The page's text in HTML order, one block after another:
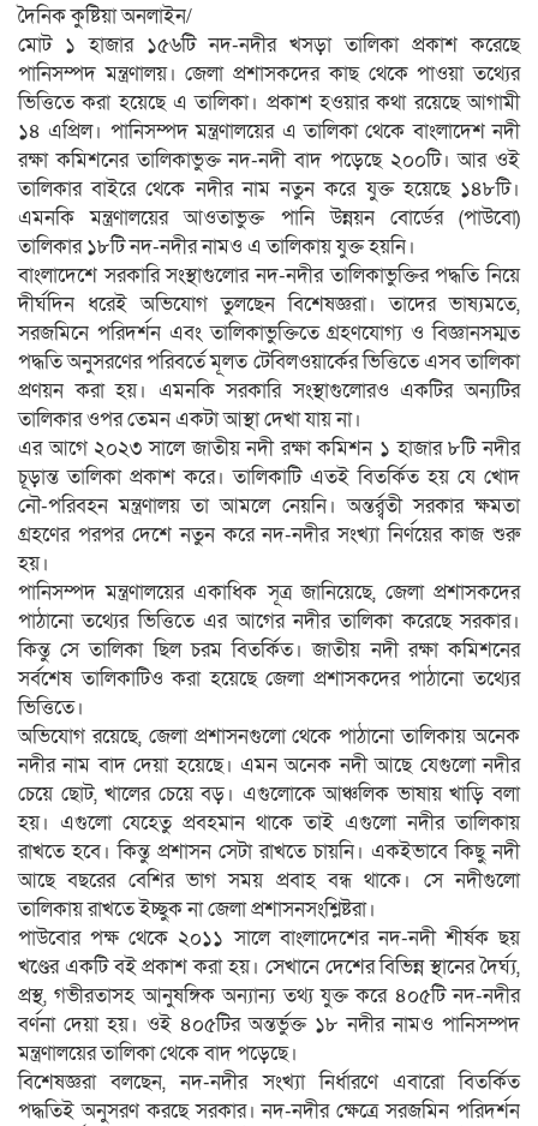
দৈনিক কুষ্টিয়া অনলাইন/
মোট ১ হাজার ১৫৬টি নদ-নদীর খসড়া তালিকা প্রকাশ করেছে
পানিসম্পদ মন্ত্রণালয়। জেলা প্রশাসকদের কাছ থেকে পাওয়া তথ্যের
ভিত্তিতে করা হয়েছে এ তালিকা। প্রকাশ হওয়ার কথা রয়েছে আগামী
১৪ এপ্রিল। পানিসম্পদ মন্ত্রণালয়ের এ তালিকা থেকে বাংলাদেশ নদী
রক্ষা কমিশনের তালিকাভুক্ত নদ-নদী বাদ পড়েছে ২০০টি। আর ওই
তালিকার বাইরে থেকে নদীর নাম নতুন করে যুক্ত হয়েছে ১৪৮টি।
এমনকি মন্ত্রণালয়ের আওতাভুক্ত পানি উন্নয়ন বোর্ডের (পাউবো)
তালিকার ১৮টি নদ-নদীর নামও এ তালিকায় যুক্ত হয়নি।
বাংলাদেশে সরকারি সংস্থাগুলোর নদ-নদীর তালিকাভুক্তির পদ্ধতি নিয়ে
দীর্ঘদিন ধরেই অভিযোগ তুলছেন বিশেষজ্ঞরা। তাদের ভাষ্যমতে,
সরজমিনে পরিদর্শন এবং তালিকাভুক্তিতে গ্রহণযোগ্য ও বিজ্ঞানসম্মত
পদ্ধতি অনুসরণের পরিবর্তে মূলত টেবিলওয়ার্কের ভিত্তিতে এসব তালিকা
প্রণয়ন করা হয়। এমনকি সরকারি সংস্থাগুলোরও একটির অন্যটির
তালিকার ওপর তেমন একটা আস্থা দেখা যায় না।
এর আগে ২০২৩ সালে জাতীয় নদী রক্ষা কমিশন ১ হাজার ৮টি নদীর
চূড়ান্ত তালিকা প্রকাশ করে। তালিকাটি এতই বিতর্কিত হয় যে খোদ
নৌ-পরিবহন মন্ত্রণালয় তা আমলে নেয়নি। অন্তর্র্বতী সরকার ক্ষমতা
গ্রহণের পরপর দেশে নতুন করে নদ-নদীর সংখ্যা নির্ণয়ের কাজ শুরু
হয়।
পানিসম্পদ মন্ত্রণালয়ের একাধিক সূত্র জানিয়েছে, জেলা প্রশাসকদের
পাঠানো তথ্যের ভিত্তিতে এর আগের নদীর তালিকা করেছে সরকার।
কিন্তু সে তালিকা ছিল চরম বিতর্কিত। জাতীয় নদী রক্ষা কমিশনের
সর্বশেষ তালিকাটিও করা হয়েছে জেলা প্রশাসকদের পাঠানো তথ্যের
ভিত্তিতে।
অভিযোগ রয়েছে, জেলা প্রশাসনগুলো থেকে পাঠানো তালিকায় অনেক
নদীর নাম বাদ দেয়া হয়েছে। এমন অনেক নদী আছে যেগুলো নদীর
চেয়ে ছোট, খালের চেয়ে বড়। এগুলোকে আঞ্চলিক ভাষায় খাড়ি বলা
হয়। এগুলো যেহেতু প্রবহমান থাকে তাই এগুলো নদীর তালিকায়
রাখতে হবে। কিন্তু প্রশাসন সেটা রাখতে চায়নি। একইভাবে কিছু নদী
আছে বছরের বেশির ভাগ সময় প্রবাহ বন্ধ থাকে। সে নদীগুলো
তালিকায় রাখতে ইচ্ছুক না জেলা প্রশাসনসংশ্লিষ্টরা।
পাউবোর পক্ষ থেকে ২০১১ সালে বাংলাদেশের নদ-নদী শীর্ষক ছয়
খণ্ডের একটি বই প্রকাশ করা হয়। সেখানে দেশের বিভিন্ন স্থানের দৈর্ঘ্য,
প্রস্থ, গভীরতাসহ আনুষঙ্গিক অন্যান্য তথ্য যুক্ত করে ৪০৫টি নদ-নদীর
বর্ণনা দেয়া হয়। ওই ৪০৫টির অন্তর্ভুক্ত ১৮ নদীর নামও পানিসম্পদ
মন্ত্রণালয়ের তালিকা থেকে বাদ পড়েছে।
বিশেষজ্ঞরা বলছেন, নদ-নদীর সংখ্যা নির্ধারণে এবারো বিতর্কিত
পদ্ধতিই অনুসরণ করছে সরকার। নদ-নদীর ক্ষেত্রে সরজমিন পরিদর্শন